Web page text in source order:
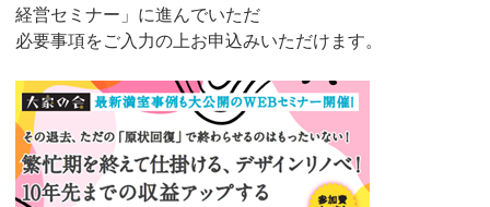
経営セミナー」に進んでいただ
必要事項をご入力の上お申込みいただけます。